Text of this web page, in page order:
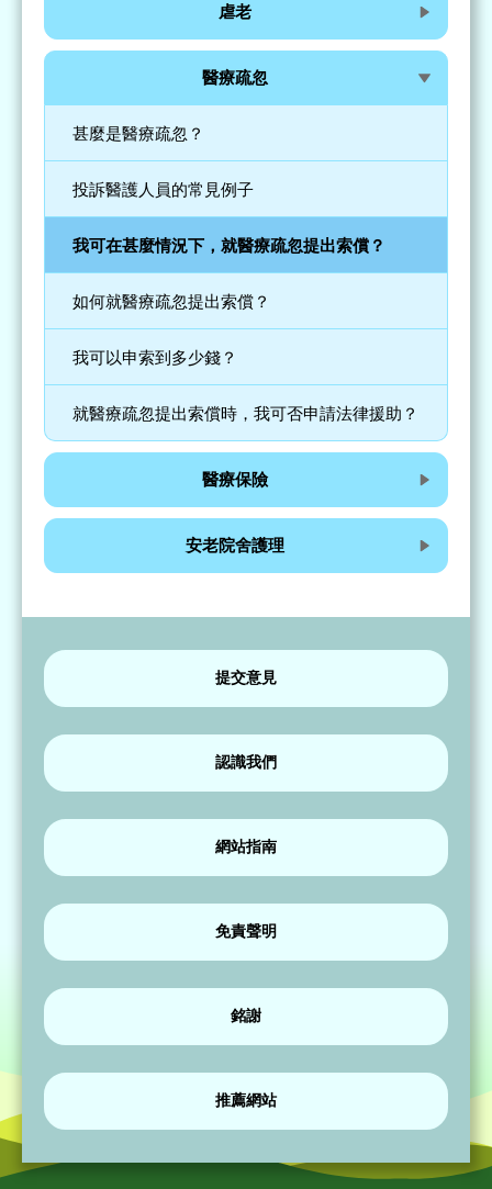
虐老
醫療疏忽
就醫療疏忽提出索償時，我可否申請法律援助？
我可以申索到多少錢？
如何就醫療疏忽提出索償？
我可在甚麼情況下，就醫療疏忽提出索償？
投訴醫護人員的常見例子
甚麼是醫療疏忽？
醫療保險
安老院舍護理
提交意見
認識我們
網站指南
免責聲明
銘謝
推薦網站